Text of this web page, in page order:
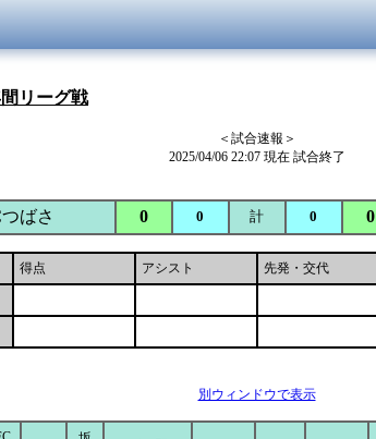
リーグ戦
＜試合速報＞
2025/04/06 22:07 現在 試合終了
ばさ 0 0 計 0 0
得点 アシスト 先発・交代
別ウィンドウで表示